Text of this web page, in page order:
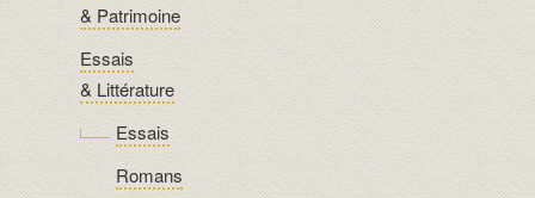
& Patrimoine
Essais
& Littérature
Essais
Romans